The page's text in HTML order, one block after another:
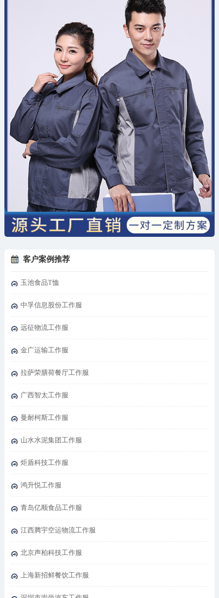
客户案例推荐
玉池食品T恤
中孚信息股份工作服
远征物流工作服
金广运输工作服
拉萨荣膳荷餐厅工作服
广西智太工作服
曼耐柯斯工作服
山水水泥集团工作服
炬盾科技工作服
鸿升悦工作服
青岛亿顺食品工作服
江西腾宇空运物流工作服
北京声柏科技工作服
上海新招鲜餐饮工作服